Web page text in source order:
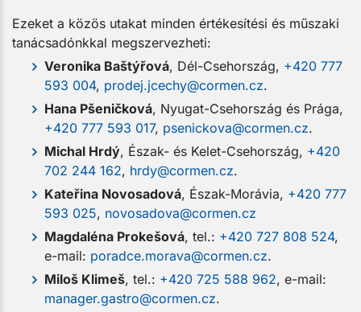
Ezeket a közös utakat minden értékesítési és műszaki
tanácsadónkkal megszervezheti:
Veronika Baštýřová, Dél-Csehország, +420 777
593 004, prodej.jcechy@cormen.cz.
Hana Pšeničková, Nyugat-Csehország és Prága,
+420 777 593 017, psenickova@cormen.cz.
Michal Hrdý, Észak- és Kelet-Csehország, +420
702 244 162, hrdy@cormen.cz.
Kateřina Novosadová, Észak-Morávia, +420 777
593 025, novosadova@cormen.cz
Magdaléna Prokešová, tel.: +420 727 808 524,
e-mail: poradce.morava@cormen.cz.
Miloš Klimeš, tel.: +420 725 588 962, e-mail:
manager.gastro@cormen.cz.